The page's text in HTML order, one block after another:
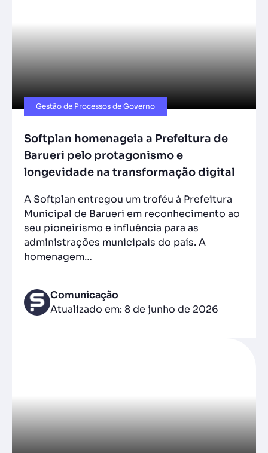
Gestão de Processos de Governo
Softplan homenageia a Prefeitura de
Barueri pelo protagonismo e
longevidade na transformação digital
A Softplan entregou um troféu à Prefeitura
Municipal de Barueri em reconhecimento ao
seu pioneirismo e influência para as
administrações municipais do país. A
homenagem…
Comunicação
Atualizado em: 8 de junho de 2026